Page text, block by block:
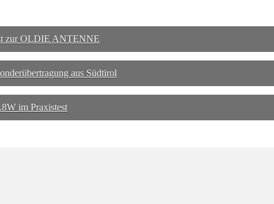
zur OLDIE ANTENNE
aus Südtirol
im Praxistest